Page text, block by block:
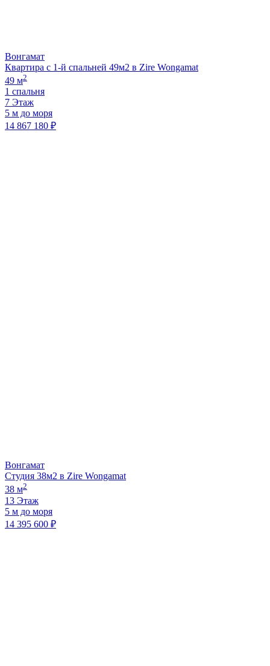
Вонгамат
Квартира с 1-й спальней 49м2 в Zire Wongamat
49 м2
1 спальня
7 Этаж
5 м до моря
14 867 180 ₽
Вонгамат
Студия 38м2 в Zire Wongamat
38 м2
13 Этаж
5 м до моря
14 395 600 ₽